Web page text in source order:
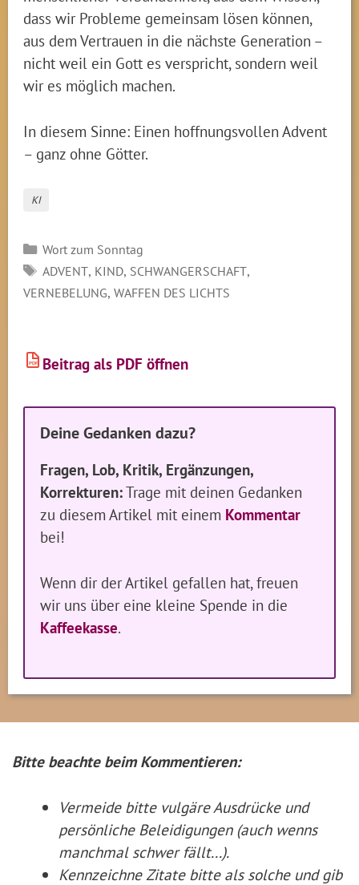
dass wir Probleme gemeinsam lösen können,
aus dem Vertrauen in die nächste Generation –
nicht weil ein Gott es verspricht, sondern weil
wir es möglich machen.
In diesem Sinne: Einen hoffnungsvollen Advent
– ganz ohne Götter.
KI
Kategorien
Wort zum Sonntag
SCHLAGWÖRTER
ADVENT, KIND, SCHWANGERSCHAFT,
VERNEBELUNG,WAFFEN DES LICHTS
PDF Beitrag als PDF öffnen
Deine Gedanken dazu?
Fragen, Lob, Kritik, Ergänzungen,
Korrekturen:Trage mit deinen Gedanken
zu diesem Artikel mit einem Kommentar
bei!
Wenn dir der Artikel gefallen hat, freuen
wir uns über eine kleine Spende in die
Kaffeekasse.
Bitte beachte beim Kommentieren:
Vermeide bitte vulgäre Ausdrücke und
persönliche Beleidigungen (auch wenns
manchmal schwer fällt...).
Kennzeichne Zitate bitte als solche und gib